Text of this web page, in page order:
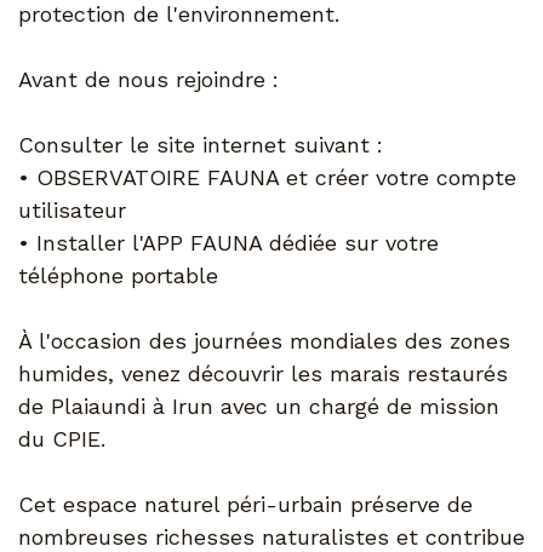
protection de l'environnement.
Avant de nous rejoindre :
Consulter le site internet suivant :
• OBSERVATOIRE FAUNA et créer votre compte
utilisateur
• Installer l'APP FAUNA dédiée sur votre
téléphone portable
À l'occasion des journées mondiales des zones
humides, venez découvrir les marais restaurés
de Plaiaundi à Irun avec un chargé de mission
du CPIE.
Cet espace naturel péri-urbain préserve de
nombreuses richesses naturalistes et contribue